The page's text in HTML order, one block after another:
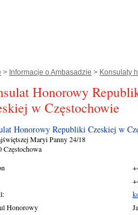
> Informacje o Ambasadzie > Konsulaty
Honorowy
w Częstochowie
Honorowy Republiki Czeskiej w
Maryi Panny 24/18
Częstochowa
Honorowy